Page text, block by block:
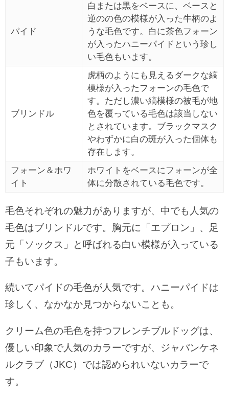
パイド
白または黒をベースに、ベースと
逆のの色の模様が入った牛柄のよ
うな毛色です。白に茶色フォーン
が入ったハニーパイドという珍し
い毛色もいます。
ブリンドル
虎柄のようにも見えるダークな縞
模様が入ったフォーンの毛色で
す。ただし濃い縞模様の被毛が地
色を覆っている毛色は該当しない
とされています。ブラックマスク
やわずかに白の斑が入った個体も
存在します。
フォーン＆ホワ
イト
ホワイトをベースにフォーンが全
体に分散されている毛色です。
毛色それぞれの魅力がありますが、中でも人気の
毛色はブリンドルです。胸元に「エプロン」、足
元「ソックス」と呼ばれる白い模様が入っている
子もいます。
続いてパイドの毛色が人気です。ハニーパイドは
珍しく、なかなか見つからないことも。
クリーム色の毛色を持つフレンチブルドッグは、
優しい印象で人気のカラーですが、ジャパンケネ
ルクラブ（JKC）では認められいないカラーで
す。